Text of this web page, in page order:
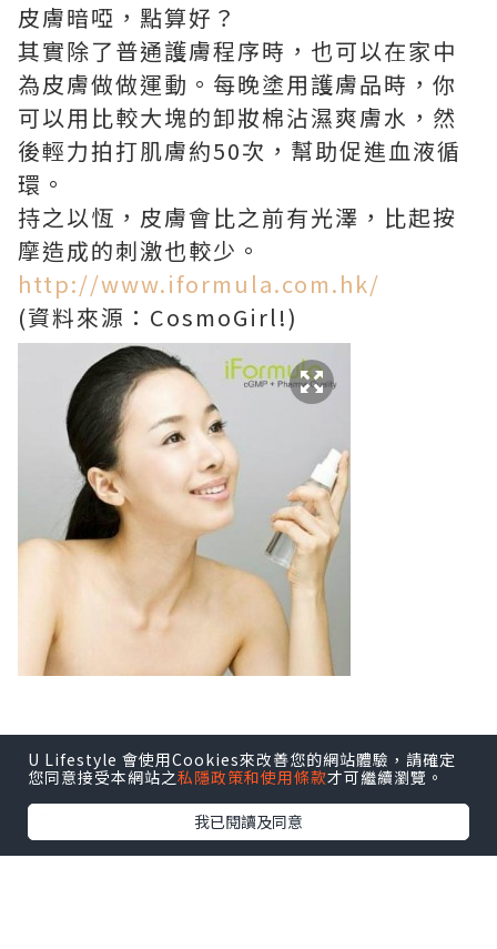
皮膚暗啞，點算好？
其實除了普通護膚程序時，也可以在家中
為皮膚做做運動。每晚塗用護膚品時，你
可以用比較大塊的卸妝棉沾濕爽膚水，然
後輕力拍打肌膚約50次，幫助促進血液循
環。
持之以恆，皮膚會比之前有光澤，比起按
摩造成的刺激也較少。
http://www.iformula.com.hk/
(資料來源：CosmoGirl!)
*本站之內容由作者所提供，並不代表本站的立場。因此本站對
所有博客的立場、真實性、準確性及完整性不負任何法律責
任。
U Lifestyle 會使用Cookies來改善您的網站體驗，請確定
您同意接受本網站之私隱政策和使用條款才可繼續瀏覽。
我已閱讀及同意